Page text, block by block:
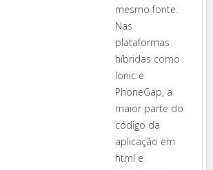
mesmo fonte.
Nas
plataformas
híbridas como
Ionic e
PhoneGap, a
maior parte do
código da
aplicação em
html e